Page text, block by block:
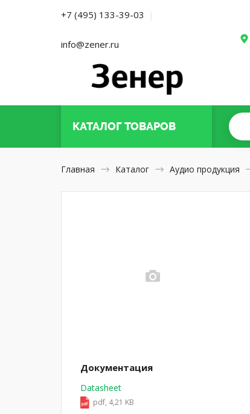
+7 (495) 133-39-03 |
info@zener.ru
КАТАЛОГТОВАРОВ
Главная Каталог Аудио продукция
Документация
Datasheet
pdf, 4,21 KB